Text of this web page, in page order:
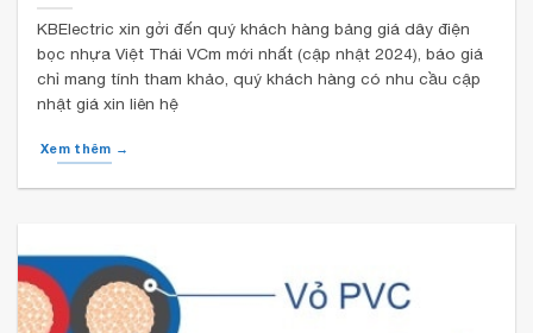
KBElectric xin gởi đến quý khách hàng bảng giá dây điện
bọc nhựa Việt Thái VCm mới nhất (cập nhật 2024), báo giá
chỉ mang tính tham khảo, quý khách hàng có nhu cầu cập
nhật giá xin liên hệ
Xem thêm →